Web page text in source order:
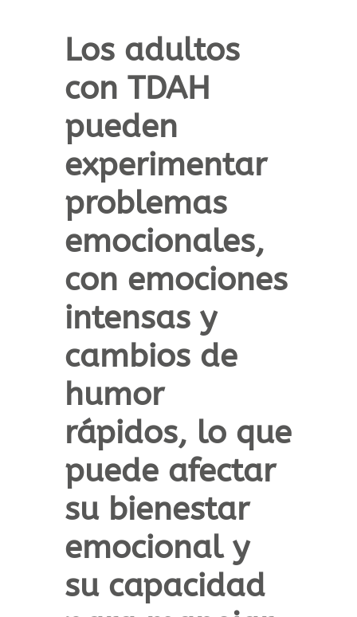
Los adultos
con TDAH
pueden
experimentar
problemas
emocionales,
con emociones
intensas y
cambios de
humor
rápidos, lo que
puede afectar
su bienestar
emocional y
su capacidad